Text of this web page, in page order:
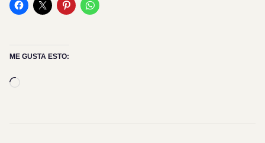
ME GUSTA ESTO: